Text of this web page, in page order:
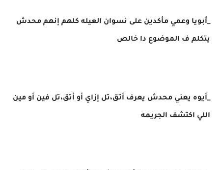
_أبويا وعمي مأكدين على نسوان العيله كلهم إنهم محدش
يتكلم ف الموضوع دا خالص
_أيوه يعني محدش يعرف أتق،تل إزاي أو أتق،تل فين أو مين
اللي اكتشف الجريمه